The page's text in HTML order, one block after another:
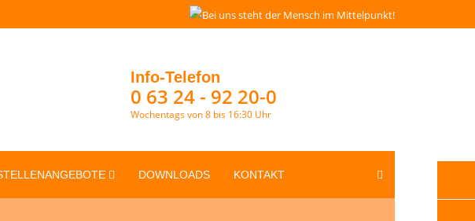
Info-Telefon
0 63 24 - 92 20-0
Wochentags von 8 bis 16:30 Uhr
DOWNLOADS KONTAKT